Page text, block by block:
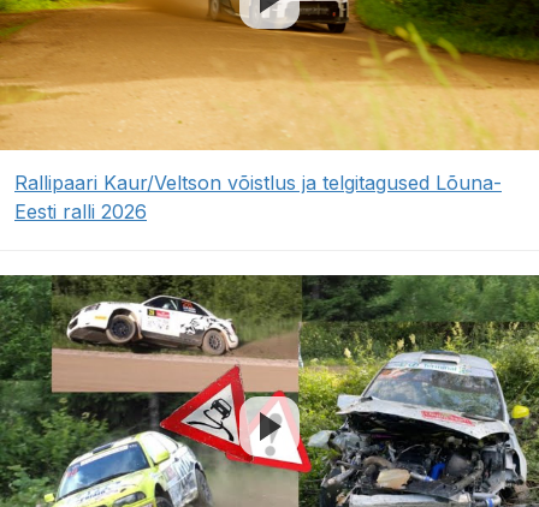
Rallipaari Kaur/Veltson võistlus ja telgitagused Lõuna-
Eesti ralli 2026